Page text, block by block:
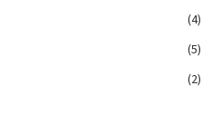
(4)
(5)
(2)